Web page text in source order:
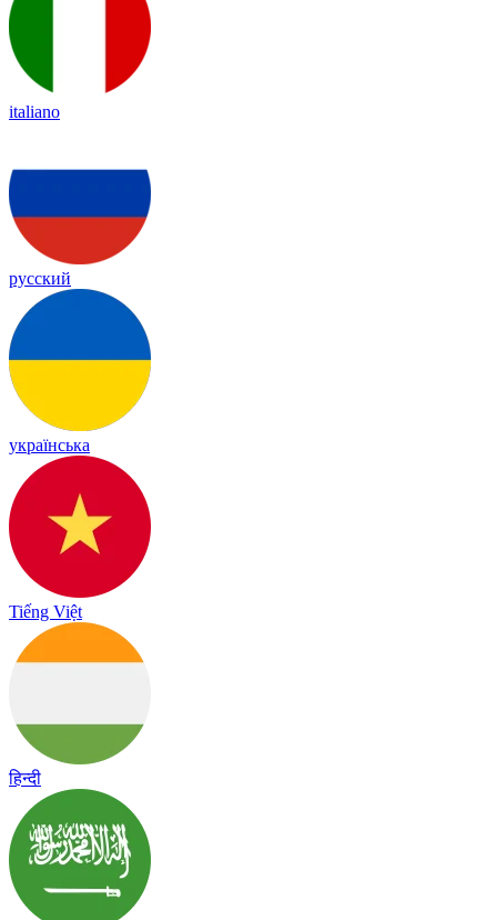
italiano
русский
українська
Tiếng Việt
हिन्दी